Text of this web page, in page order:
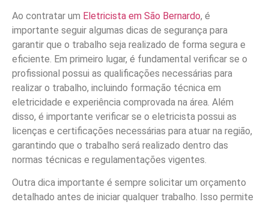
Ao contratar um Eletricista em São Bernardo, é
importante seguir algumas dicas de segurança para
garantir que o trabalho seja realizado de forma segura e
eficiente. Em primeiro lugar, é fundamental verificar se o
profissional possui as qualificações necessárias para
realizar o trabalho, incluindo formação técnica em
eletricidade e experiência comprovada na área. Além
disso, é importante verificar se o eletricista possui as
licenças e certificações necessárias para atuar na região,
garantindo que o trabalho será realizado dentro das
normas técnicas e regulamentações vigentes.
Outra dica importante é sempre solicitar um orçamento
detalhado antes de iniciar qualquer trabalho. Isso permite